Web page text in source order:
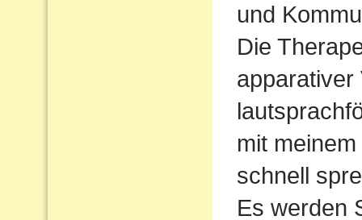
und
Die
apparativer
mit
schnell
Es werden